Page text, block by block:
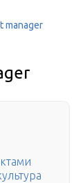
manager